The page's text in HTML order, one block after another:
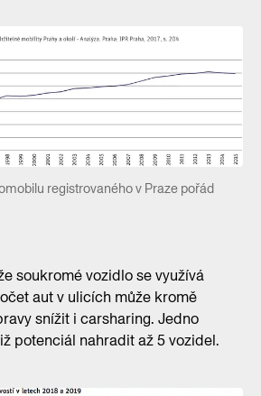
registrovaného v Praze pořád
soukromé vozidlo se využívá
aut v ulicích může kromě
snížit i carsharing. Jedno
potenciál nahradit až 5 vozidel.